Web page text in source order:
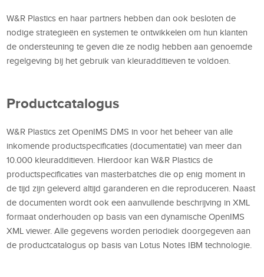
W&R Plastics en haar partners hebben dan ook besloten de
nodige strategieën en systemen te ontwikkelen om hun klanten
de ondersteuning te geven die ze nodig hebben aan genoemde
regelgeving bij het gebruik van kleuradditieven te voldoen.
Productcatalogus
W&R Plastics zet OpenIMS DMS in voor het beheer van alle
inkomende productspecificaties (documentatie) van meer dan
10.000 kleuradditieven. Hierdoor kan W&R Plastics de
productspecificaties van masterbatches die op enig moment in
de tijd zijn geleverd altijd garanderen en die reproduceren. Naast
de documenten wordt ook een aanvullende beschrijving in XML
formaat onderhouden op basis van een dynamische OpenIMS
XML viewer. Alle gegevens worden periodiek doorgegeven aan
de productcatalogus op basis van Lotus Notes IBM technologie.